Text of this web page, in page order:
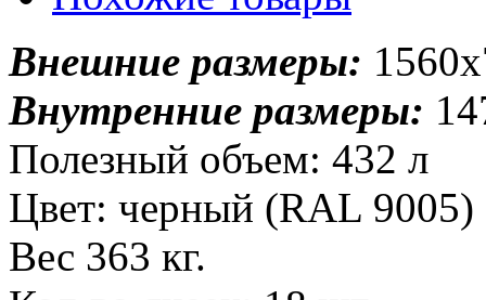
Внешние размеры:
Внутренние размеры:
Полезный объем: 432 л
Цвет: черный (RAL 9005)
Вес 363 кг.